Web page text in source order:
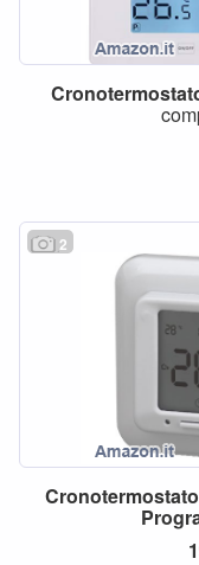
2
Cronotermostato